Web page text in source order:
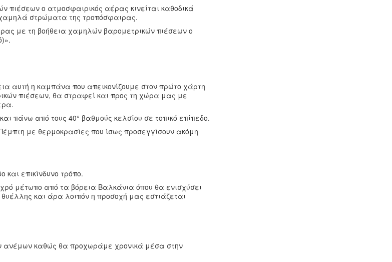
πιέσεων ο ατμοσφαιρικός αέρας κινείται καθοδικά
στρώματα της τροπόσφαιρας.
με τη βοήθεια χαμηλών βαρομετρικών πιέσεων ο
αυτή η καμπάνα που απεικονίζουμε στον πρώτο χάρτη
πιέσεων, θα στραφεί και προς τη χώρα μας με
από τους 40° βαθμούς κελσίου σε τοπικό επίπεδο.
με θερμοκρασίες που ίσως προσεγγίσουν ακόμη
επικίνδυνο τρόπο.
μέτωπο από τα βόρεια Βαλκάνια όπου θα ενισχύσει
και άρα λοιπόν η προσοχή μας εστιάζεται
ανέμων καθώς θα προχωράμε χρονικά μέσα στην